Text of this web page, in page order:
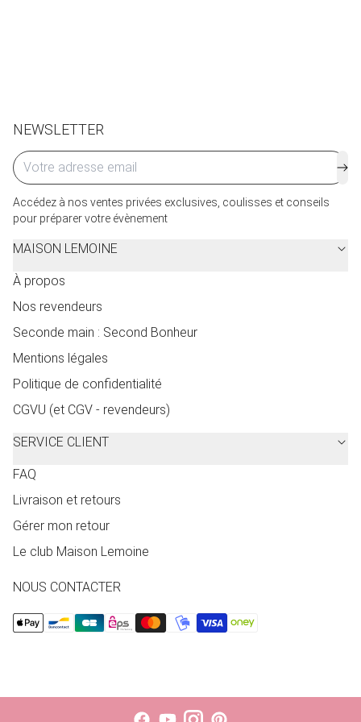
NEWSLETTER
Accédez à nos ventes privées exclusives, coulisses et conseils
pour préparer votre évènement
MAISON LEMOINE
À propos
Nos revendeurs
Seconde main : Second Bonheur
Mentions légales
Politique de confidentialité
CGVU (et CGV - revendeurs)
SERVICE CLIENT
FAQ
Livraison et retours
Gérer mon retour
Le club Maison Lemoine
NOUS CONTACTER